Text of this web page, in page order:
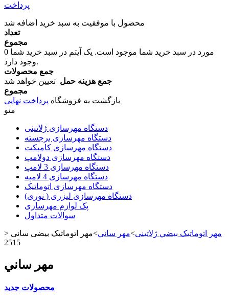
پرداخت
محصول با موفقیت به سبد خرید اضافه شد
تعداد
مجموع
0
مورد در سبد خرید شما موجود است. یک آیتم در سبد خرید شما
وجود دارد.
جمع محصولات
جمع هزینه حمل تعیین خواهد شد
مجموع
بازگشت به فروشگاه پرداخت نهایی
منو
دستگاه مهرسازی ژلاتینی
دستگاه مهرسازی برجسته
دستگاه مهرسازی کامپکت
دستگاه مهرسازی دولامپ
دستگاه مهرسازی 3 لامپ
دستگاه مهرسازی 4 لامپه
دستگاه مهرسازی اتوماتیک
دستگاه مهرسازی لیزری ( نوری)
پک لوازم مهرسازی
سوالات متداول
> مهر اتوماتیک بيضي ژلاتینی>مهر ساني>مهر اتوماتیک بیضی سانی
2515
مهر ساني
محصولات جدید